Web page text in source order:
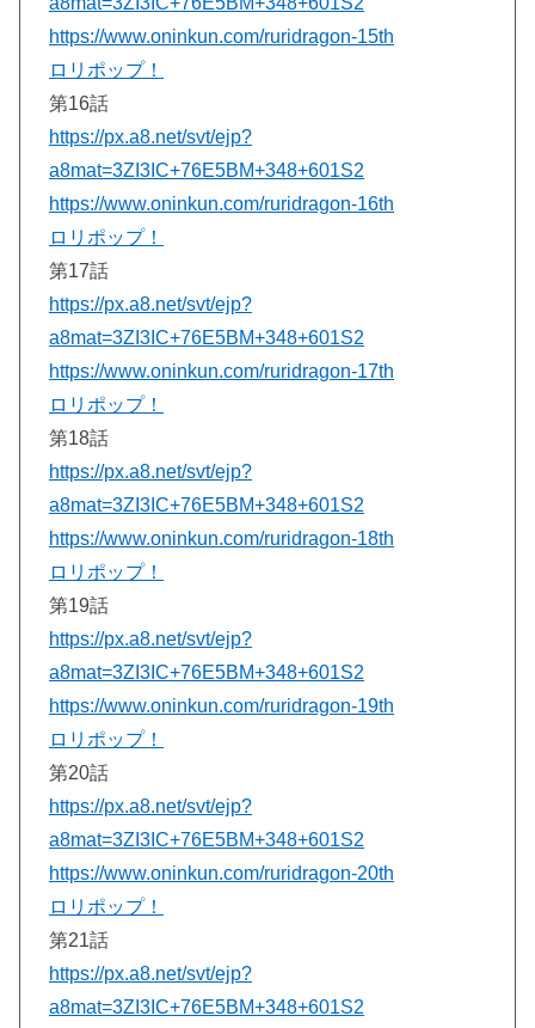
https://www.oninkun.com/ruridragon-15th
ロリポップ！
第16話
https://px.a8.net/svt/ejp?
a8mat=3ZI3IC+76E5BM+348+601S2
https://www.oninkun.com/ruridragon-16th
ロリポップ！
第17話
https://px.a8.net/svt/ejp?
a8mat=3ZI3IC+76E5BM+348+601S2
https://www.oninkun.com/ruridragon-17th
ロリポップ！
第18話
https://px.a8.net/svt/ejp?
a8mat=3ZI3IC+76E5BM+348+601S2
https://www.oninkun.com/ruridragon-18th
ロリポップ！
第19話
https://px.a8.net/svt/ejp?
a8mat=3ZI3IC+76E5BM+348+601S2
https://www.oninkun.com/ruridragon-19th
ロリポップ！
第20話
https://px.a8.net/svt/ejp?
a8mat=3ZI3IC+76E5BM+348+601S2
https://www.oninkun.com/ruridragon-20th
ロリポップ！
第21話
https://px.a8.net/svt/ejp?
a8mat=3ZI3IC+76E5BM+348+601S2